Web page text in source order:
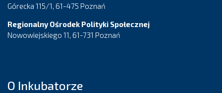
Górecka 115/1, 61-475 Poznań
Regionalny Ośrodek Polityki Społecznej
Nowowiejskiego 11, 61-731 Poznań
O Inkubatorze